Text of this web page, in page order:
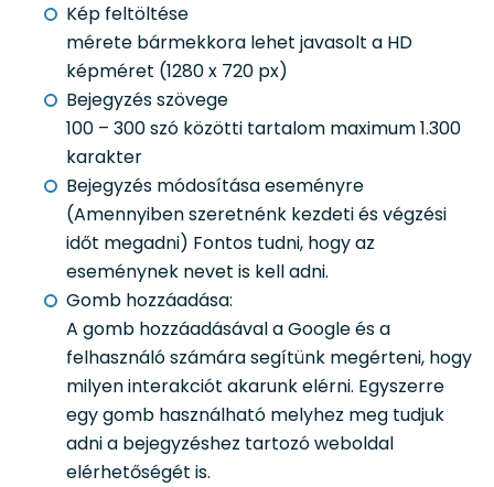
Kép feltöltése
mérete bármekkora lehet javasolt a HD
képméret (1280 x 720 px)
Bejegyzés szövege
100 – 300 szó közötti tartalom maximum 1.300
karakter
Bejegyzés módosítása eseményre
(Amennyiben szeretnénk kezdeti és végzési
időt megadni) Fontos tudni, hogy az
eseménynek nevet is kell adni.
Gomb hozzáadása:
A gomb hozzáadásával a Google és a
felhasználó számára segítünk megérteni, hogy
milyen interakciót akarunk elérni. Egyszerre
egy gomb használható melyhez meg tudjuk
adni a bejegyzéshez tartozó weboldal
elérhetőségét is.